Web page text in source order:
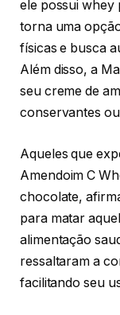
ele possui whey
torna uma
físicas e busca
Além disso, a
seu creme de
conservantes
Aqueles que
Amendoim C
chocolate,
para matar
alimentação
ressaltaram a
facilitando seu